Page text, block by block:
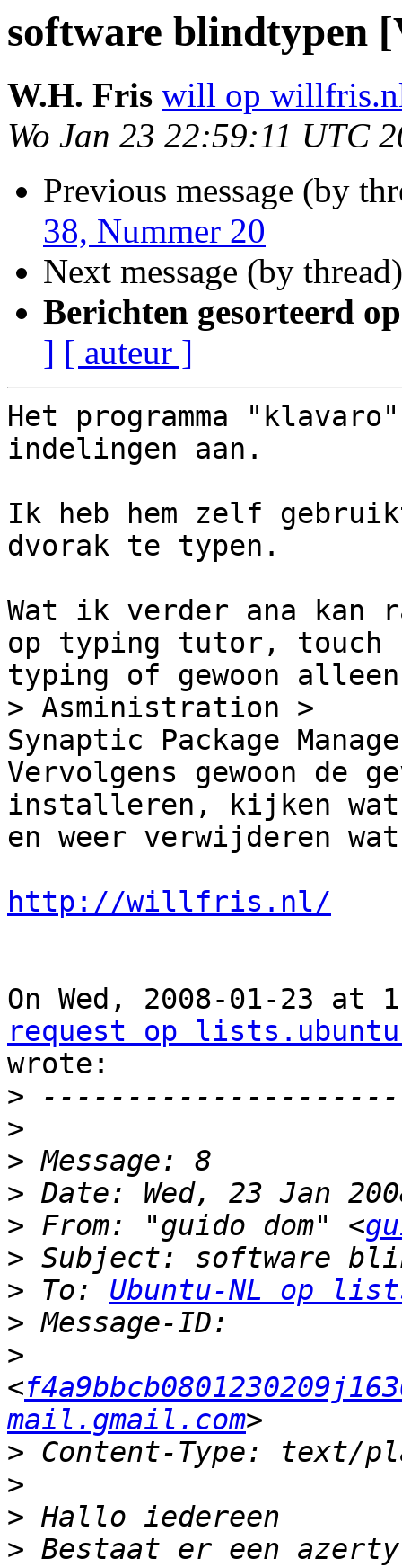
software blindtypen
W.H. Fris will op
Wo Jan 23 22:59:11 UTC
Previous message (by
38, Nummer 20
Next message (by
Berichten gesorteerd
] [ auteur ]
Het programma
indelingen aan.
Ik heb hem zelf
dvorak te typen.
Wat ik verder ana kan
op typing tutor, touch
typing of gewoon
> Asministration >
Synaptic Package
Vervolgens gewoon de
installeren, kijken
en weer verwijderen
http://willfris.nl/
On Wed, 2008-01-23 at
request op
wrote:
>
>
>
>
> From: "guido dom" <
>
> To: Ubuntu-NL op
>
>
<
mail.gmail.com
>
>
>
> Bestaat er een azerty